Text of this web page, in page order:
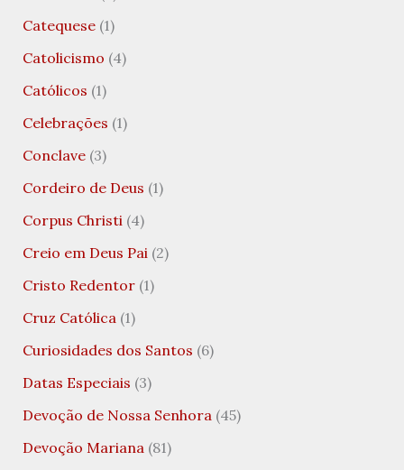
Catequese(1)
Catolicismo (4)
Católicos (1)
Celebrações (1)
Conclave(3)
Cordeiro de Deus (1)
Corpus Christi(4)
Creio em Deus Pai(2)
Cristo Redentor(1)
Cruz Católica(1)
Curiosidades dos Santos (6)
Datas Especiais (3)
Devoção de Nossa Senhora(45)
Devoção Mariana(81)